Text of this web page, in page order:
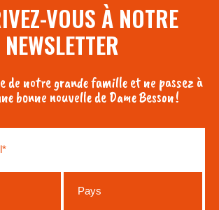
VOUS À NOTRE
NEWSLETTER
de notre grande famille et ne passez à
bonne nouvelle de Dame Besson !